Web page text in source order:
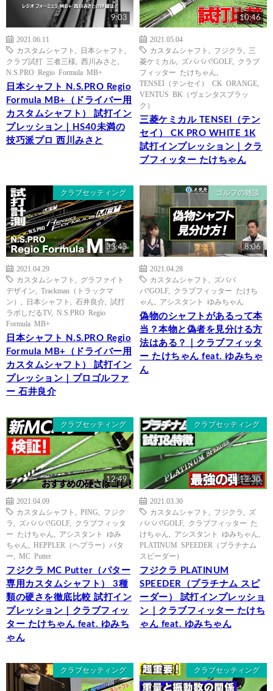
9:03
2021.06.11
カスタムシャフト
日本シャフト
クラブ試打 三者三様
西川みさと
N.S.PRO Regio Formula MB+
日本シャフト N.S.PRO Regio
Formula MB+（ドライバー用
カスタムシャフト） 試打イン
プレッション｜HS40未満の
技巧派プロ 西川みさと
10:46
2021.05.04
カスタムシャフト
フジクラ
三
菱ケミカル
ズバババ!GOLF, クラブ
フィッター たけちゃん
TENSEI（テンセイ） CK ORANGE
VENTUS BK（ヴェンタスブラッ
ク）
三菱ケミカル TENSEI（テン
セイ） CK PRO WHITE 1K
試打インプレッション｜クラ
ブフィッター たけちゃん
クラブセッティング
33:43
2021.04.29
カスタムシャフト
グラファイト
デザイン
Trackman（トラックマ
ン）
日本シャフト 石井良介
試打
ラボしだるTV, N.S.PRO Regio
Formula MB+
日本シャフト N.S.PRO Regio
Formula MB+（ドライバー用
カスタムシャフト） 試打イン
プレッション｜プロゴルファ
ー 石井良介
ゴルフの雑談
8:06
2021.04.28
カスタムシャフト
ズババ
バ!GOLF, クラブフィッター たけち
ゃん
アシスタント ゆみちゃん
偽物のシャフトがあるって本
当？本物と偽者を見分ける方
法はある？｜クラブフィッタ
ー たけちゃん feat. ゆみちゃ
ん
クラブセッティング
12:49
2021.04.09
カスタムシャフト
PING
フジク
ラ
ズバババ!GOLF, クラブフィッタ
ー たけちゃん
アシスタント ゆみ
ちゃん
HEPPLER（ヘプラー）パタ
ー
MC Putter
フジクラ MC Putter（パター
専用カスタムシャフト） 3種
類の硬さを徹底比較 試打イン
プレッション｜クラブフィッ
ター たけちゃん feat. ゆみち
ゃん
クラブセッティング
12:30
2021.03.30
カスタムシャフト
フジクラ
ズ
バババ!GOLF, クラブフィッター た
けちゃん
アシスタント ゆみちゃん
PLATINUM SPEEDER（プラチナム
スピーダー）
フジクラ PLATINUM
SPEEDER（プラチナム スピ
ーダー） 試打インプレッショ
ン｜クラブフィッター たけち
ゃん feat. ゆみちゃん
クラブセッティング クラブセッティング